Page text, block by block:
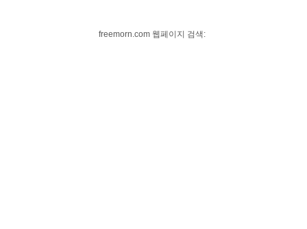
freemorn.com 웹페이지 검색: